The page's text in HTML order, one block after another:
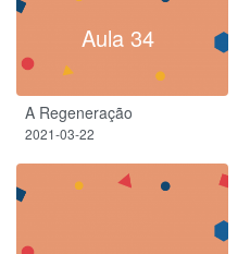
Aula 34
A Regeneração
2021-03-22